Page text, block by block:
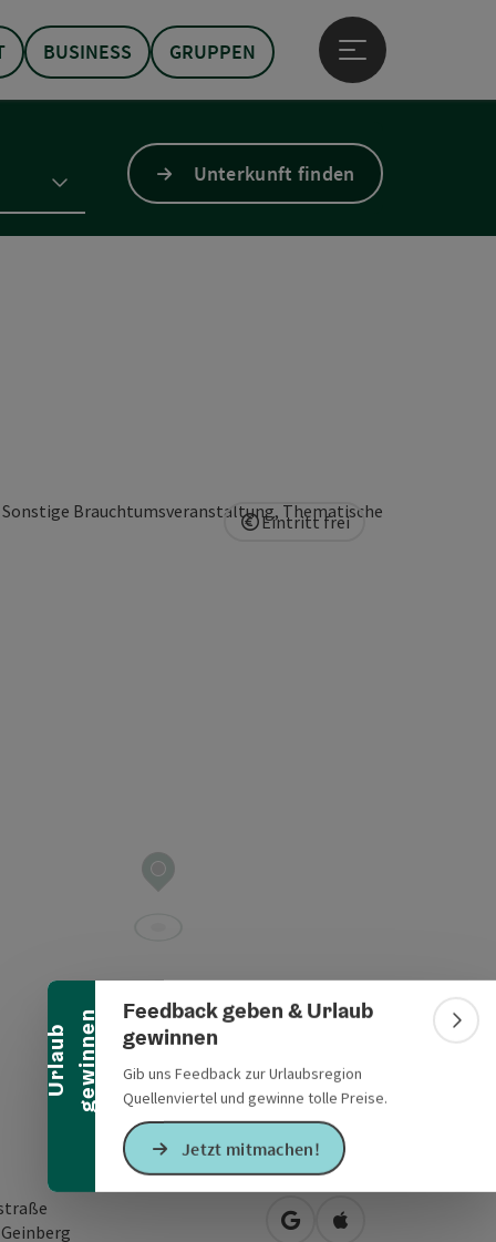
U
r
l
a
u
b
g
e
w
i
n
n
e n
Banner einklappen
Feedback geben & Urlaub
gewinnen
Gib uns Feedback zur Urlaubsregion
Quellenviertel und gewinne tolle Preise.
Jetzt mitmachen!
BUSINESS GRUPPEN
Hauptmenü öffnen
Unterkunft finden
Brauchtumsveranstaltung, Thematische
öffnen
Geinberg in Google Maps öffnen
in Apple Maps
Eintritt frei